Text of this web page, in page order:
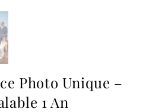
Photo Unique –
1 An